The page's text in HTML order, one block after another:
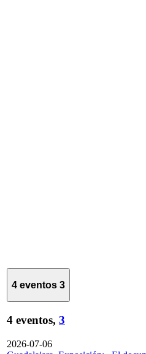
4 eventos 3
4 eventos, 3
2026-07-06